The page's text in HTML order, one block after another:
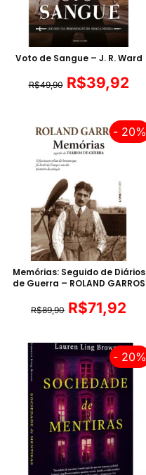
Voto de Sangue – J. R. Ward
R$49,90 R$39,92
- 20%
Memórias: Seguido de Diários
de Guerra – ROLAND GARROS
R$89,90 R$71,92
- 20%